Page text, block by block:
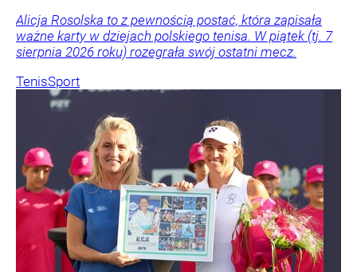
Alicja Rosolska to z pewnością postać, która zapisała
ważne karty w dziejach polskiego tenisa. W piątek (tj. 7
sierpnia 2026 roku) rozegrała swój ostatni mecz.
TenisSport